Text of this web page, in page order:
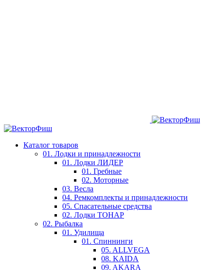
Каталог товаров
01. Лодки и принадлежности
01. Лодки ЛИДЕР
01. Гребные
02. Моторные
03. Весла
04. Ремкомплекты и принадлежности
05. Спасательные средства
02. Лодки ТОНАР
02. Рыбалка
01. Удилища
01. Спиннинги
05. ALLVEGA
08. KAIDA
09. AKARA